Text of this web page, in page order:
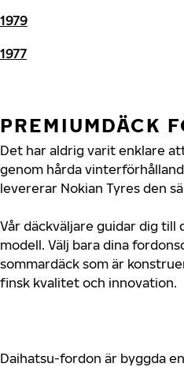
1979
1977
PREMIUMDÄCK
Det har aldrig varit enklare
genom hårda
levererar Nokian Tyres den
Vår däckväljare guidar dig
modell. Välj bara dina
sommardäck som är
finsk kvalitet och innovation.
Daihatsu-fordon är byggda